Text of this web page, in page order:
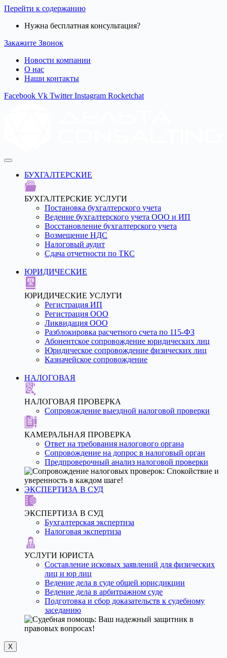
Перейти к содержанию
Нужна бесплатная консультация?
Закажите Звонок
Новости компании
О нас
Наши контакты
Facebook Vk Twitter Instagram Rocketchat
БУХГАЛТЕРСКИЕ
БУХГАЛТЕРСКИЕ УСЛУГИ
Постановка бухгалтерского учета
Ведение бухгалтерского учета ООО и ИП
Восстановление бухгалтерского учета
Возмещение НДС
Налоговый аудит
Сдача отчетности по ТКС
ЮРИДИЧЕСКИЕ
ЮРИДИЧЕСКИЕ УСЛУГИ
Регистрация ИП
Регистрация ООО
Ликвидация ООО
Разблокировка расчетного счета по 115-ФЗ
Абонентское сопровождение юридических лиц
Юридическое сопровождение физических лиц
Казначейское сопровождение
НАЛОГОВАЯ
НАЛОГОВАЯ ПРОВЕРКА
Сопровождение выездной налоговой проверки
КАМЕРАЛЬНАЯ ПРОВЕРКА
Ответ на требования налогового органа
Сопровождение на допрос в налоговый орган
Предпроверочный анализ налоговой проверки
ЭКСПЕРТИЗА В СУД
ЭКСПЕРТИЗА В СУД
Бухгалтерская экспертиза
Налоговая экспертиза
УСЛУГИ ЮРИСТА
Составление исковых заявлений для физических
лиц и юр лиц
Ведение дела в суде общей юрисдикции
Ведение дела в арбитражном суде
Подготовка и сбор доказательств к судебному
заседанию
X